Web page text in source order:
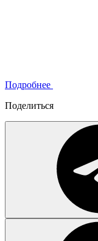
Подробнее
Поделиться